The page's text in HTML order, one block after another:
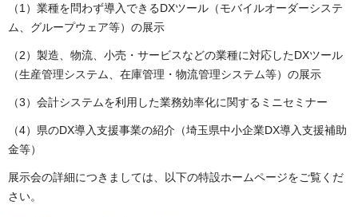
（1）業種を問わず導入できるDXツール（モバイルオーダーシステ
ム、グループウェア等）の展示
（2）製造、物流、小売・サービスなどの業種に対応したDXツール
（生産管理システム、在庫管理・物流管理システム等）の展示
（3）会計システムを利用した業務効率化に関するミニセミナー
（4）県のDX導入支援事業の紹介（埼玉県中小企業DX導入支援補助
金等）
展示会の詳細につきましては、以下の特設ホームページをご覧くだ
さい。